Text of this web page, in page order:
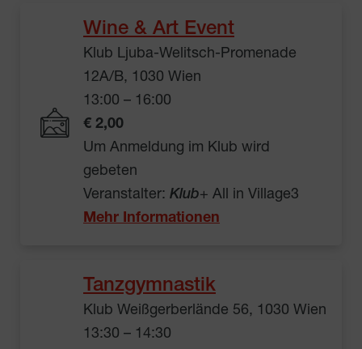
Wine & Art Event
Klub Ljuba-Welitsch-Promenade
12A/B, 1030 Wien
13:00 – 16:00
€ 2,00
Um Anmeldung im Klub wird
gebeten
Veranstalter: Klub+ All in Village3
Mehr Informationen
Tanzgymnastik
Klub Weißgerberlände 56, 1030 Wien
13:30 – 14:30